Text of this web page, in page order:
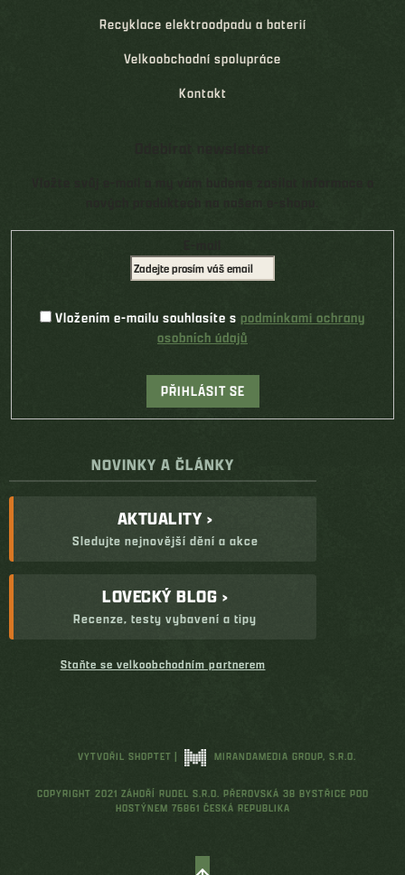
Recyklace elektroodpadu a baterií
Velkoobchodní spolupráce
Kontakt
Vložením e-mailu souhlasíte s podmínkami ochrany
osobních údajů
PŘIHLÁSIT SE
NOVINKY A ČLÁNKY
AKTUALITY ›
Sledujte nejnovější dění a akce
LOVECKÝ BLOG ›
Recenze, testy vybavení a tipy
Staňte se velkoobchodním partnerem
VYTVOŘIL SHOPTET | MIRANDAMEDIA GROUP, S.R.O.
COPYRIGHT 2021 ZÁHOŘÍ RUDEL S.R.O. PŘEROVSKÁ 38 BYSTŘICE POD
HOSTÝNEM 76861 ČESKÁ REPUBLIKA